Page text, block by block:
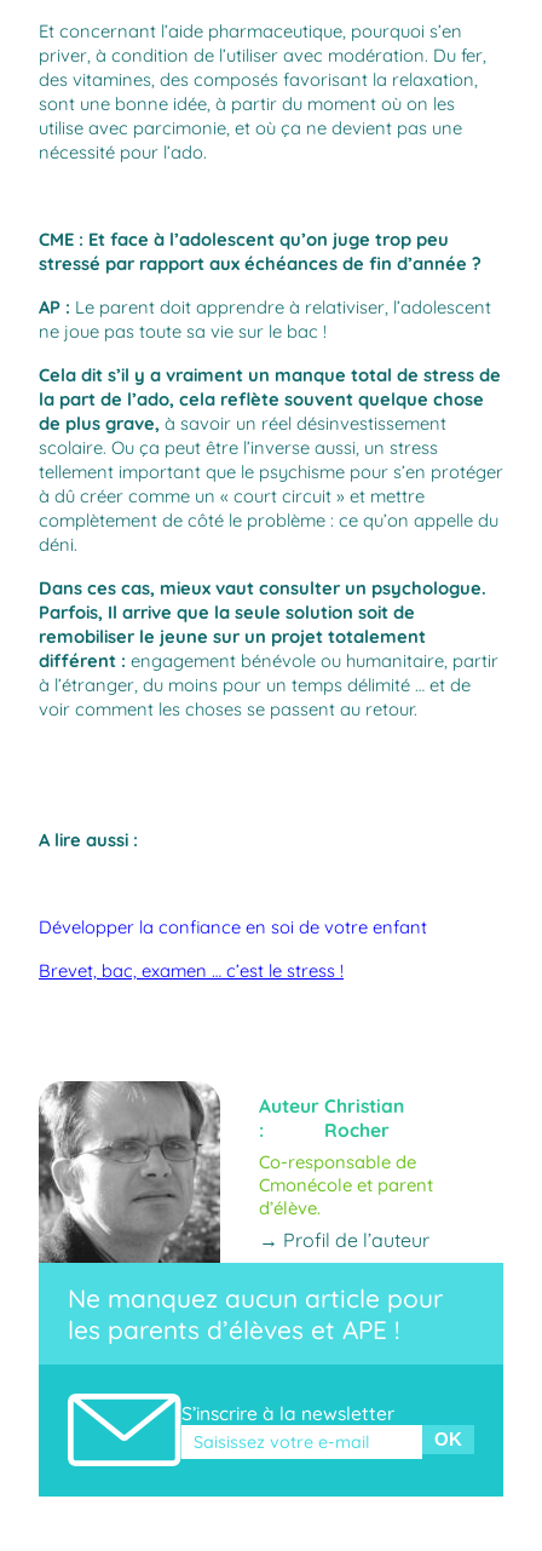
Et concernant l’aide pharmaceutique, pourquoi s’en
priver, à condition de l’utiliser avec modération. Du fer,
des vitamines, des composés favorisant la relaxation,
sont une bonne idée, à partir du moment où on les
utilise avec parcimonie, et où ça ne devient pas une
nécessité pour l’ado.
CME : Et face à l’adolescent qu’on juge trop peu
stressé par rapport aux échéances de fin d’année ?
AP : Le parent doit apprendre à relativiser, l’adolescent
ne joue pas toute sa vie sur le bac !
Cela dit s’il y a vraiment un manque total de stress de
la part de l’ado, cela reflète souvent quelque chose
de plus grave, à savoir un réel désinvestissement
scolaire. Ou ça peut être l’inverse aussi, un stress
tellement important que le psychisme pour s’en protéger
à dû créer comme un « court circuit » et mettre
complètement de côté le problème : ce qu’on appelle du
déni.
Dans ces cas, mieux vaut consulter un psychologue.
Parfois, Il arrive que la seule solution soit de
remobiliser le jeune sur un projet totalement
différent : engagement bénévole ou humanitaire, partir
à l’étranger, du moins pour un temps délimité … et de
voir comment les choses se passent au retour.
A lire aussi :
Développer la confiance en soi de votre enfant
Brevet, bac, examen … c’est le stress !
Auteur
:
Christian
Rocher
Co-responsable de
Cmonécole et parent
d’élève.
→ Profil de l’auteur
Ne manquez aucun article pour
les parents d’élèves et APE !
S’inscrire à la newsletter
Veuillez laisser ce champ vide.